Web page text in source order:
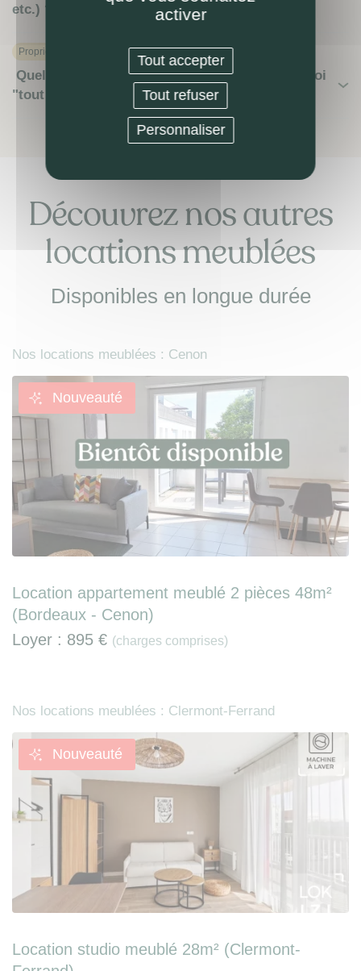
etc.) ?
Proprietaire
Quels honoraires de gestion LOKIZI ? C'est quoi
"tout compris"?
Découvrez nos autres
locations meublées
Disponibles en longue durée
Nos locations meublées : Cenon
Nouveauté
Location appartement meublé 2 pièces 48m²
(Bordeaux - Cenon)
Loyer : 895 € (charges comprises)
Nos locations meublées : Clermont-Ferrand
Nouveauté
Location studio meublé 28m² (Clermont-
activer
Tout accepter
Tout refuser
Personnaliser